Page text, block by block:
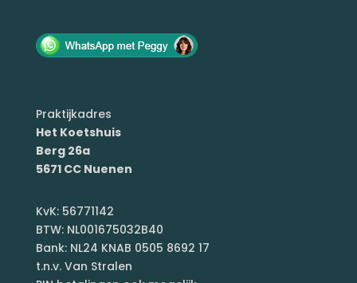
Praktijkadres
Het Koetshuis
Berg 26a
5671 CC Nuenen
KvK: 56771142
BTW: NL001675032B40
Bank: NL24 KNAB 0505 8692 17
t.n.v. Van Stralen